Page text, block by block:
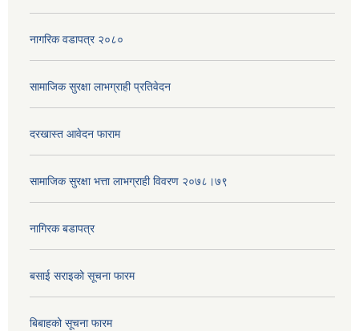
नागरिक वडापत्र २०८०
सामाजिक सुरक्षा लाभग्राही प्रतिवेदन
दरखास्त आवेदन फाराम
सामाजिक सुरक्षा भत्ता लाभग्राही विवरण २०७८।७९
नागिरक बडापत्र
बसाई सराइको सूचना फारम
बिबाहको सूचना फारम